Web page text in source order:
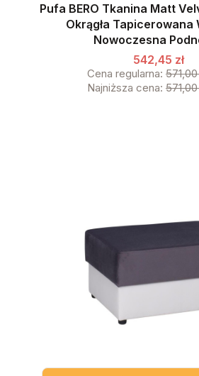
Pufa BERO Tkanina Matt
Okrągła Tapicerowana
Nowoczesna
542,45 zł
Cena regularna: 571,00
Najniższa cena: 571,00